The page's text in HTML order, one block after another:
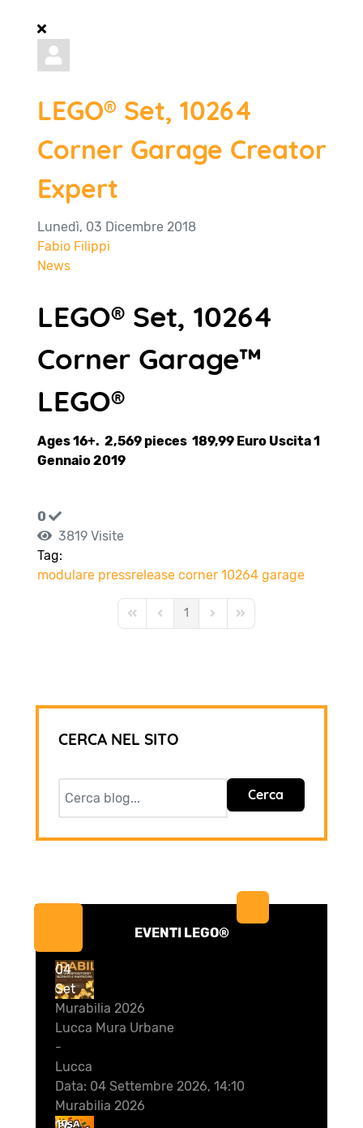
LEGO® Set, 10264
Corner Garage Creator
Expert
Lunedì, 03 Dicembre 2018
Fabio Filippi
News
LEGO® Set, 10264
Corner Garage™
LEGO®
Ages 16+. 2,569 pieces 189,99 Euro Uscita 1
Gennaio 2019
0
3819 Visite
Tag:
modulare pressrelease corner 10264 garage
First PagePrevious Page
1 Next PageLast Page
CERCA NEL SITO
Cerca
EVENTI LEGO®
04
Set
Murabilia 2026
Lucca Mura Urbane
-
Lucca
Data: 04 Settembre 2026, 14:10
Murabilia 2026